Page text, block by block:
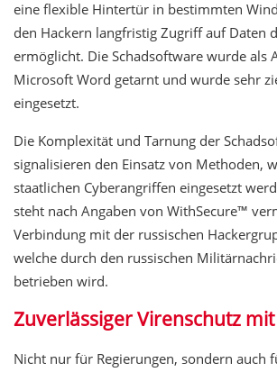
eine flexible Hintertür in bestimmten
den Hackern langfristig Zugriff auf Daten
ermöglicht. Die Schadsoftware wurde als
Microsoft Word getarnt und wurde sehr
eingesetzt.
Die Komplexität und Tarnung der
signalisieren den Einsatz von Methoden,
staatlichen Cyberangriffen eingesetzt
steht nach Angaben von WithSecure™
Verbindung mit der russischen
welche durch den russischen
betrieben wird.
Zuverlässiger Virenschutz
Nicht nur für Regierungen, sondern auch